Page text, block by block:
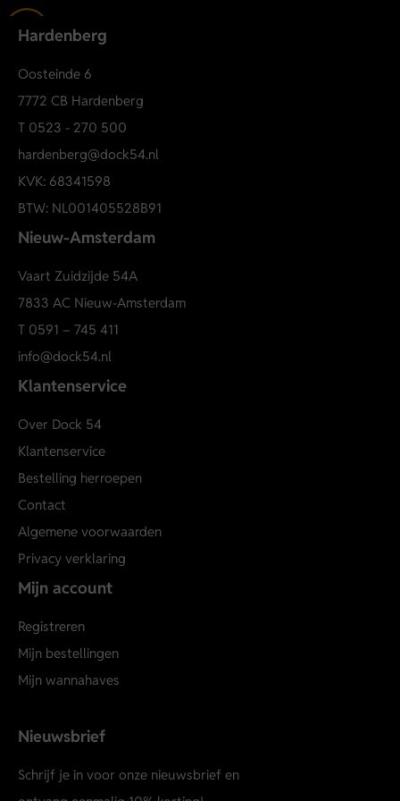
Ritssluiting
Opstaande kraag
Voorzakken met rits
Lichtgewicht draagcomfort
Korte bodywarmer
Hardenberg
Oosteinde 6
7772 CB Hardenberg
T 0523 - 270 500
hardenberg@dock54.nl
KVK: 68341598
BTW: NL001405528B91
Nieuw-Amsterdam
Vaart Zuidzijde 54A
7833 AC Nieuw-Amsterdam
T 0591 – 745 411
info@dock54.nl
Klantenservice
Over Dock 54
Klantenservice
Bestelling herroepen
Contact
Algemene voorwaarden
Privacy verklaring
Mijn account
Registreren
Mijn bestellingen
Mijn wannahaves
Nieuwsbrief
Schrijf je in voor onze nieuwsbrief en